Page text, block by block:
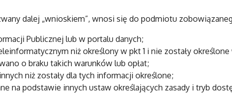
dalej „wnioskiem”, wnosi się do podmiotu
Publicznej lub w portalu danych;
niż określony w pkt 1 i nie zostały
o braku takich warunków lub opłat;
niż zostały dla tych informacji określone;
na podstawie innych ustaw określających zasady i tryb